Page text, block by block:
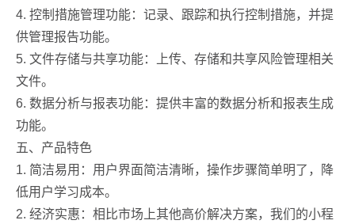
4. 控制措施管理功能：记录、跟踪和执行控制措施，并提
供管理报告功能。
5. 文件存储与共享功能：上传、存储和共享风险管理相关
文件。
6. 数据分析与报表功能：提供丰富的数据分析和报表生成
功能。
五、产品特色
1. 简洁易用：用户界面简洁清晰，操作步骤简单明了，降
低用户学习成本。
2. 经济实惠：相比市场上其他高价解决方案，我们的小程